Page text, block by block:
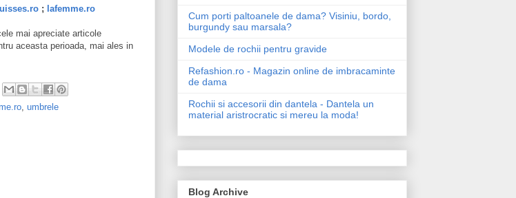
; lafemme.ro
mai apreciate articole
aceasta perioada, mai ales in
umbrele
Cum porti paltoanele de dama? Visiniu, bordo,
burgundy sau marsala?
Modele de rochii pentru gravide
Refashion.ro - Magazin online de imbracaminte
de dama
Rochii si accesorii din dantela - Dantela un
material aristrocratic si mereu la moda!
Blog Archive